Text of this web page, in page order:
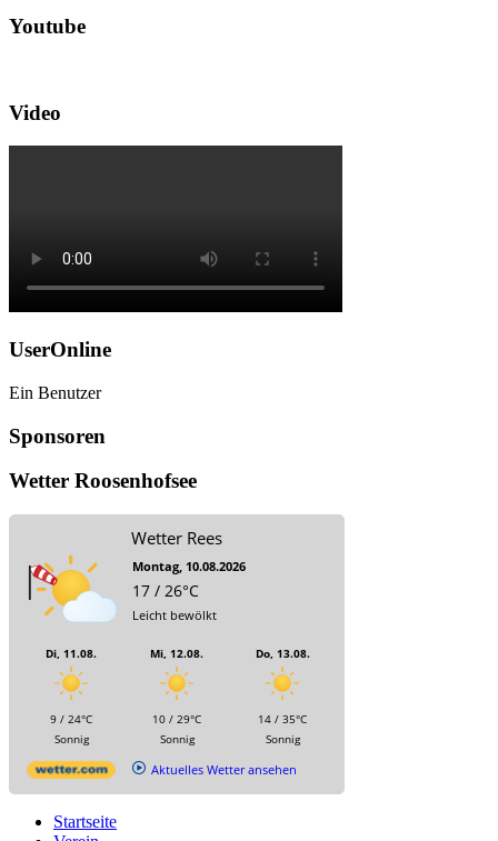
Youtube
Video
UserOnline
Ein Benutzer
Sponsoren
Wetter Roosenhofsee
Wetter Rees
Montag, 10.08.2026
17 / 26°C
Leicht bewölkt
Di, 11.08.
9 / 24°C
Sonnig
Mi, 12.08.
10 / 29°C
Sonnig
Do, 13.08.
14 / 35°C
Sonnig
Aktuelles Wetter ansehen
Startseite